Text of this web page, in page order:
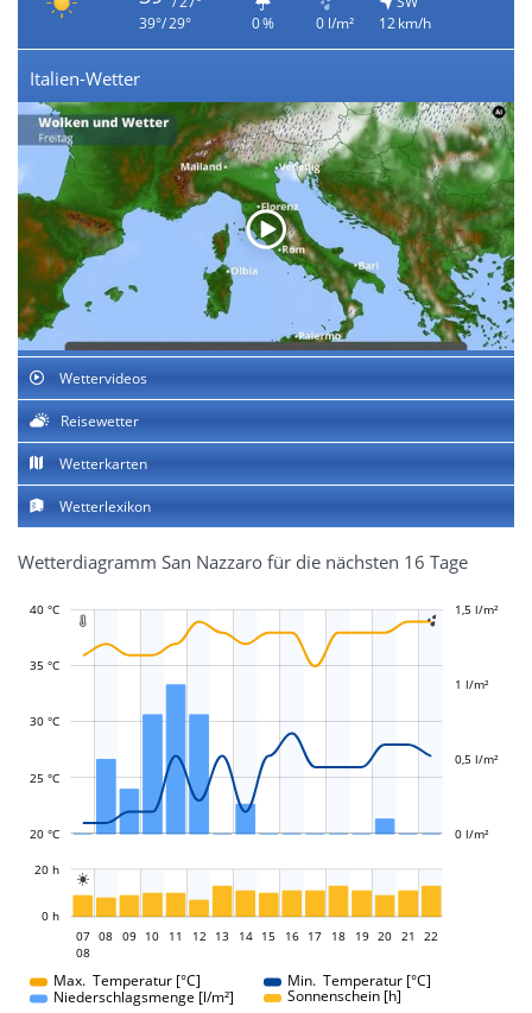
39°/ 29°
0 % 0 l/m²
12 km/h
Italien-Wetter
Wettervideos
Reisewetter
Wetterkarten
Wetterlexikon
Wetterdiagramm San Nazzaro für die nächsten 16 Tage
 
20 °C
25 °C
30 °C
35 °C
40 °C -0,4 l/m²
-0,2 l/m²
0 l/m²
0,2 l/m²
2 l/m²
1,5 l/m²
1 l/m²
0,5 l/m²
-0,5 l/m²
-1 l/m²

0 h
20 h
07
07
08
08 09 10 11 12 13 14 15 16 17 18 19 20 21 22
Max. Temperatur [°C]
Min. Temperatur [°C]
Niederschlagsmenge [l/m²]
Sonnenschein [h]